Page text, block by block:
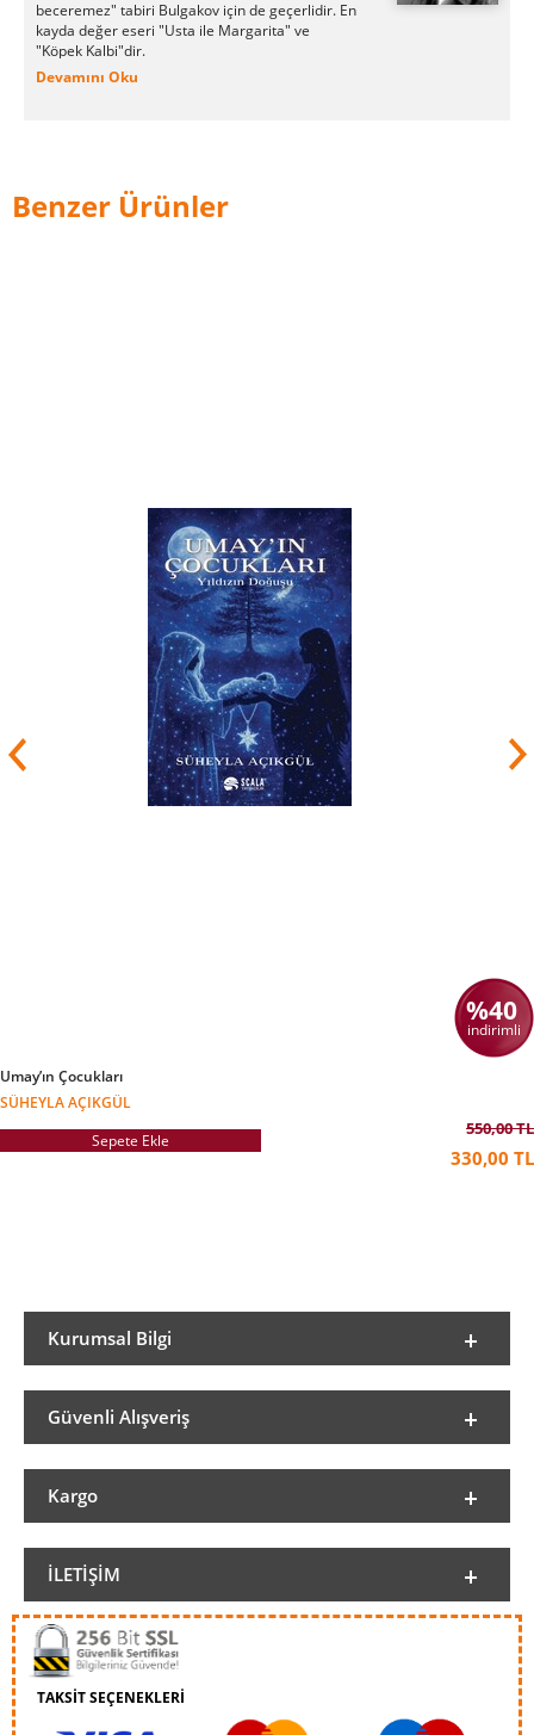
beceremez" tabiri Bulgakov için de geçerlidir. En
kayda değer eseri "Usta ile Margarita" ve
"Köpek Kalbi"dir.
Devamını Oku
Benzer Ürünler
%40
indirimli
Umay’ın Çocukları
SÜHEYLA AÇIKGÜL
Sepete Ekle
550,00 TL
330,00 TL
Kurumsal Bilgi
Güvenli Alışveriş
Kargo
İLETIŞIM
TAKSİT SEÇENEKLERİ